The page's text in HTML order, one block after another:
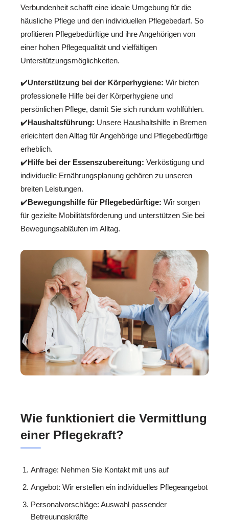
Verbundenheit schafft eine ideale Umgebung für die
häusliche Pflege und den individuellen Pflegebedarf. So
profitieren Pflegebedürftige und ihre Angehörigen von
einer hohen Pflegequalität und vielfältigen
Unterstützungsmöglichkeiten.
✔️Unterstützung bei der Körperhygiene: Wir bieten
professionelle Hilfe bei der Körperhygiene und
persönlichen Pflege, damit Sie sich rundum wohlfühlen.
✔️Haushaltsführung: Unsere Haushaltshilfe in Bremen
erleichtert den Alltag für Angehörige und Pflegebedürftige
erheblich.
✔️Hilfe bei der Essenszubereitung: Verköstigung und
individuelle Ernährungsplanung gehören zu unseren
breiten Leistungen.
✔️Bewegungshilfe für Pflegebedürftige: Wir sorgen
für gezielte Mobilitätsförderung und unterstützen Sie bei
Bewegungsabläufen im Alltag.
Wie funktioniert die Vermittlung
einer Pflegekraft?
Anfrage: Nehmen Sie Kontakt mit uns auf
Angebot: Wir erstellen ein individuelles Pflegeangebot
Personalvorschläge: Auswahl passender
Betreuungskräfte